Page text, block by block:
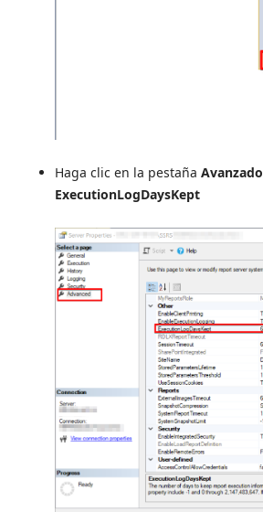
Haga clic en la pestaña Avanzado
ExecutionLogDaysKept